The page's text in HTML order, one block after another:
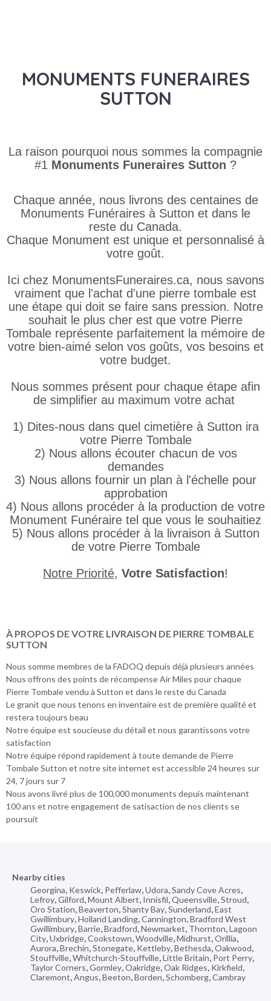
MONUMENTS FUNERAIRES
SUTTON
La raison pourquoi nous sommes la compagnie
#1 Monuments Funeraires Sutton ?
Chaque année, nous livrons des centaines de
Monuments Funéraires à Sutton et dans le
reste du Canada.
Chaque Monument est unique et personnalisé à
votre goût.
Ici chez MonumentsFuneraires.ca, nous savons
vraiment que l'achat d'une pierre tombale est
une étape qui doit se faire sans pression. Notre
souhait le plus cher est que votre Pierre
Tombale représente parfaitement la mémoire de
votre bien-aimé selon vos goûts, vos besoins et
votre budget.
Nous sommes présent pour chaque étape afin
de simplifier au maximum votre achat
1) Dites-nous dans quel cimetière à Sutton ira
votre Pierre Tombale
2) Nous allons écouter chacun de vos
demandes
3) Nous allons fournir un plan à l'échelle pour
approbation
4) Nous allons procéder à la production de votre
Monument Funéraire tel que vous le souhaitiez
5) Nous allons procéder à la livraison à Sutton
de votre Pierre Tombale
Notre Priorité, Votre Satisfaction!
À PROPOS DE VOTRE LIVRAISON DE PIERRE TOMBALE
SUTTON
Nous somme membres de la FADOQ depuis déjà plusieurs années
Nous offrons des points de récompense Air Miles pour chaque
Pierre Tombale vendu à Sutton et dans le reste du Canada
Le granit que nous tenons en inventaire est de première qualité et
restera toujours beau
Notre équipe est soucieuse du détail et nous garantissons votre
satisfaction
Notre équipe répond rapidement à toute demande de Pierre
Tombale Sutton et notre site internet est accessible 24 heures sur
24, 7 jours sur 7
Nous avons livré plus de 100,000 monuments depuis maintenant
100 ans et notre engagement de satisaction de nos clients se
poursuit
Nearby cities
Georgina, Keswick, Pefferlaw,Udora,Sandy Cove Acres,
Lefroy,Gilford,Mount Albert, Innisfil,Queensville,Stroud,
Oro Station,Beaverton,Shanty Bay,Sunderland,East
Gwillimbury,Holland Landing,Cannington,Bradford West
Gwillimbury,Barrie,Bradford,Newmarket, Thornton,Lagoon
City,Uxbridge,Cookstown,Woodville,Midhurst,Orillia,
Aurora,Brechin,Stonegate, Kettleby,Bethesda,Oakwood,
Stouffville,Whitchurch-Stouffville,Little Britain, Port Perry,
Taylor Corners,Gormley,Oakridge,Oak Ridges, Kirkfield,
Claremont,Angus,Beeton,Borden,Schomberg,Cambray